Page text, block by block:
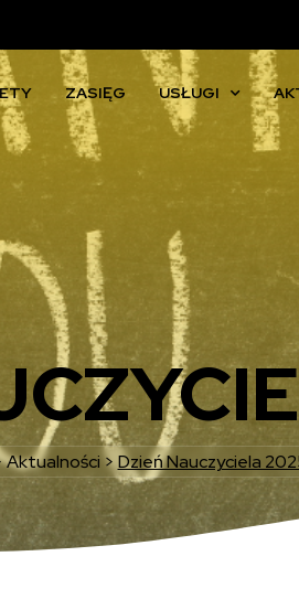
ZASIĘG USŁUGI
Aktualności>Dzień Nauczyciela